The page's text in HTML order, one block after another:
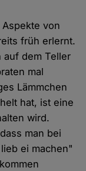
von
früh erlernt.
auf dem Teller
mal
Lämmchen
hat, ist eine
wird.
man bei
ei machen"